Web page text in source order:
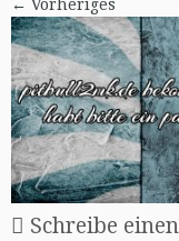
← Vorheriges
Schreibe